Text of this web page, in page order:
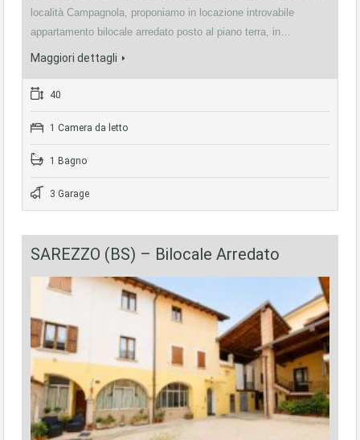
località Campagnola, proponiamo in locazione introvabile
appartamento bilocale arredato posto al piano terra, in…
Maggiori dettagli
40
1 Camera da letto
1 Bagno
3 Garage
SAREZZO (BS) – Bilocale Arredato